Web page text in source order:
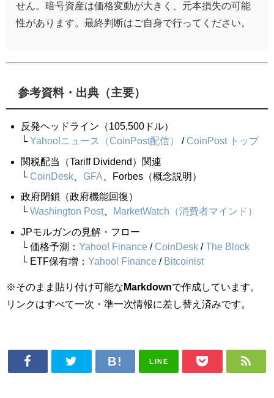
せん。暗号資産は価格変動が大きく、元本損失の可能
性があります。最終判断はご自身で行ってください。
参考資料・出典（主要）
反発ヘッドライン（105,500ドル）
└Yahoo!ニュース（CoinPost配信） / CoinPost トップ
関税配当（Tariff Dividend）関連
└ CoinDesk GFA 、Forbes（概念説明）
政府閉鎖（政府機能回復）
└Washington Post、 MarketWatch（消費者マインド）
JPモルガンの見解・フロー
└ 価格予測： Yahoo! Finance / CoinDesk /The Block
└ ETF保有増： Yahoo! Finance / Bitcoinist
※そのまま貼り付け可能な Markdownで作成しています。
リンクはすべて一次・準一次情報に差し替え済みです。
LINE